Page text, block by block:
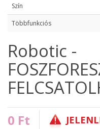
Szín
Többfunkciós
Robotic -
0 Ft